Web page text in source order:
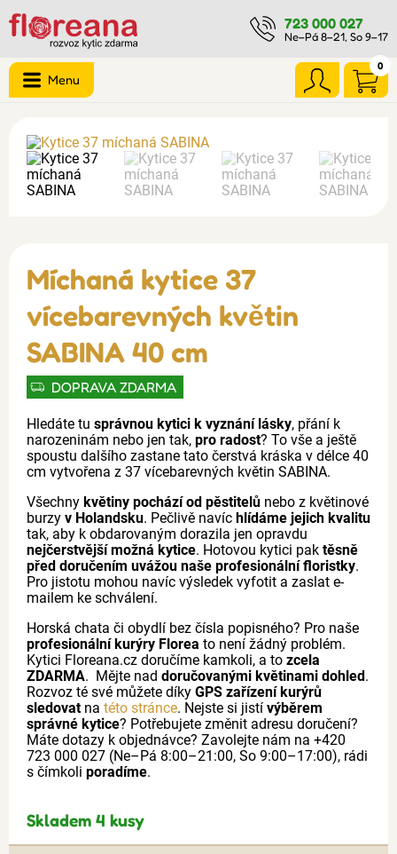
723 000 027
Ne–Pá 8–21, So 9–17
0
Menu
Míchaná kytice 37
vícebarevných květin
SABINA 40 cm
DOPRAVA ZDARMA
Hledáte tu správnou kytici k vyznání lásky, přání k
narozeninám nebo jen tak, pro radost? To vše a ještě
spoustu dalšího zastane tato čerstvá kráska v délce 40
cm vytvořena z 37 vícebarevných květin SABINA.
Všechny květiny pochází od pěstitelů nebo z květinové
burzy v Holandsku. Pečlivě navíc hlídáme jejich kvalitu
tak, aby k obdarovaným dorazila jen opravdu
nejčerstvější možná kytice. Hotovou kytici pak těsně
před doručením uvážou naše profesionální floristky.
Pro jistotu mohou navíc výsledek vyfotit a zaslat e-
mailem ke schválení.
Horská chata či obydlí bez čísla popisného? Pro naše
profesionální kurýry Florea to není žádný problém.
Kytici Floreana.cz doručíme kamkoli, a to zcela
ZDARMA. Mějte nad doručovanými květinami dohled.
Rozvoz té své můžete díky GPS zařízení kurýrů
sledovatna této stránce. Nejste si jistí výběrem
správné kytice? Potřebujete změnit adresu doručení?
Máte dotazy k objednávce? Zavolejte nám na +420
723 000 027 (Ne–Pá 8:00–21:00, So 9:00–17:00), rádi
s čímkoli poradíme.
Skladem 4 kusy